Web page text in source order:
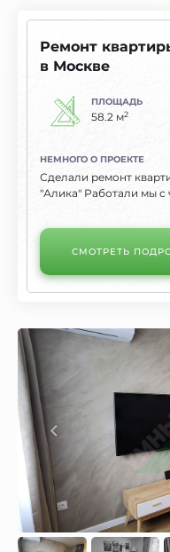
Ремонт
в Москве
ПЛОЩАДЬ
58.2 м2
НЕМНОГО О ПРОЕКТЕ
Сделали ремонт
"Алика" Работали мы с
СМОТРЕТЬ